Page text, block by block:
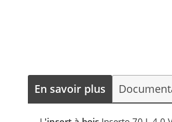
En savoir plus